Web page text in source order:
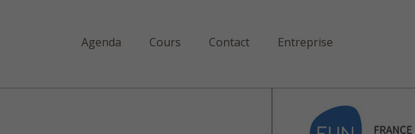
Agenda Cours Contact Entreprise